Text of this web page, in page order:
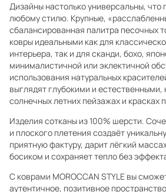
Дизайны настолько универсальны, что
любому стилю. Крупные,
сбалансированная палитра песочных
ковры идеальными как для
интерьера, так и для сканди, бохо,
минималистичной или эклектичной
использования натуральных
выглядят глубокими и
солнечных летних пейзажах и красках
Изделия сотканы из 100% шерсти.
и плоского плетения создаёт
приятную фактуру, дарит лёгкий
босиком и сохраняет тепло без
С коврами MOROCCAN STYLE вы
аутентичное, позитивное